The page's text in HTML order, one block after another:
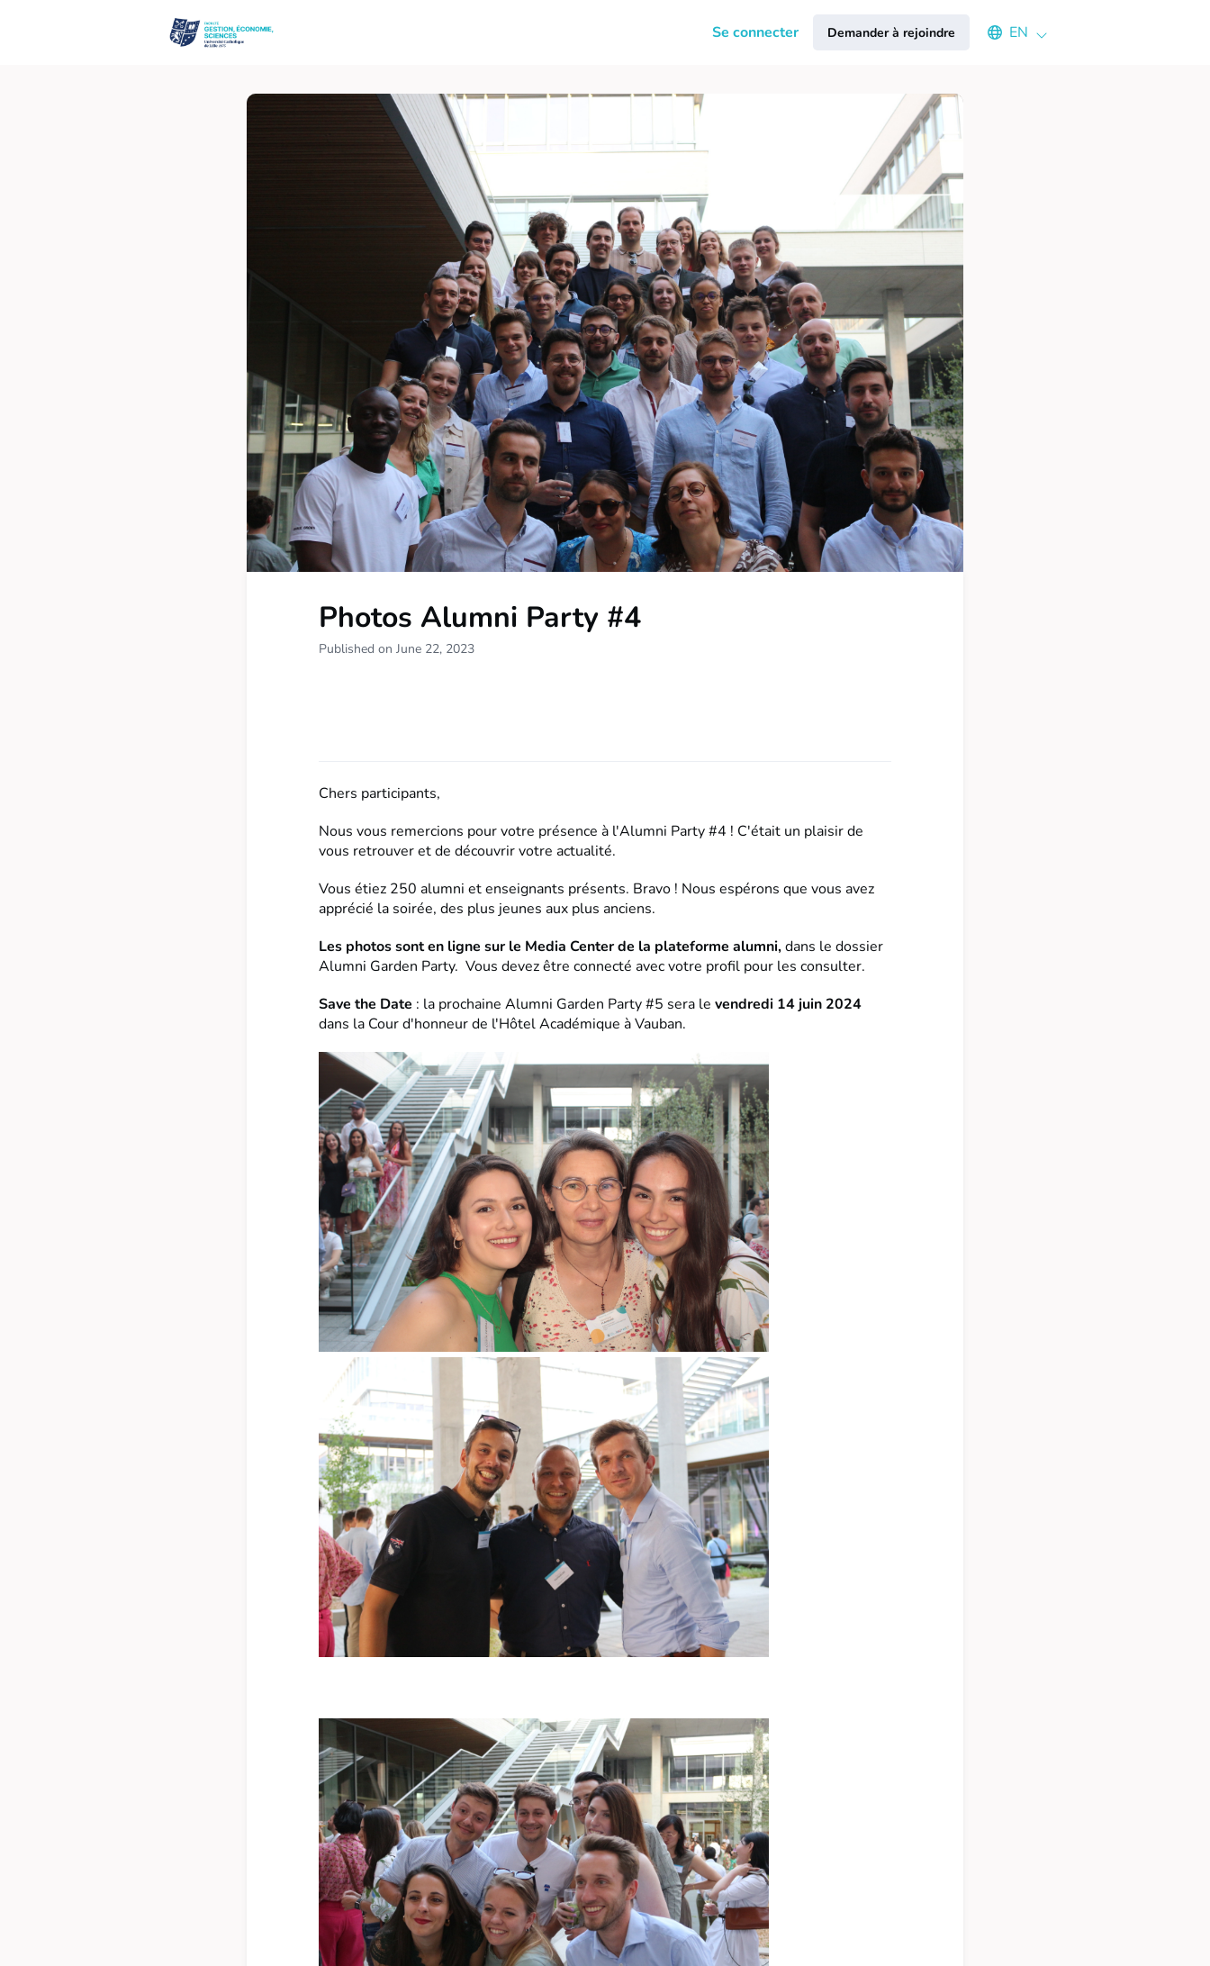
Site de la Faculté
Se connecter Demander à rejoindre Select an available language
EN
Photos Alumni Party #4
Published on June 22, 2023
Chers participants,
Nous vous remercions pour votre présence à l'Alumni Party #4 ! C'était un plaisir de
vous retrouver et de découvrir votre actualité.
Vous étiez 250 alumni et enseignants présents. Bravo ! Nous espérons que vous avez
apprécié la soirée, des plus jeunes aux plus anciens.
Les photos sont en ligne sur le Media Center de la plateforme alumni,dans le dossier
Alumni Garden Party. Vous devez être connecté avec votre profil pour les consulter.
Save the Date : la prochaine Alumni Garden Party #5 sera le vendredi 14 juin 2024
dans la Cour d'honneur de l'Hôtel Académique à Vauban.